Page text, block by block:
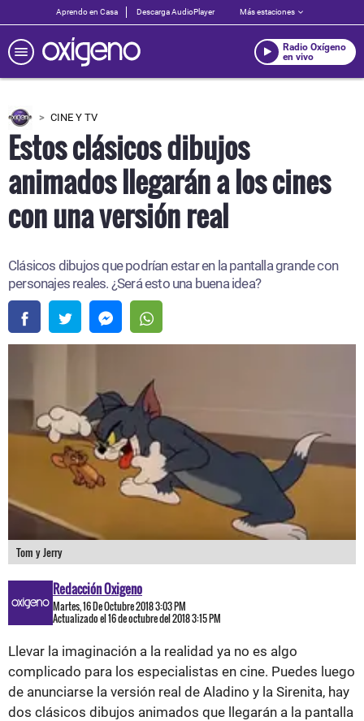
Aprendo en Casa Descarga AudioPlayer Más estaciones
Radio Oxígeno
en vivo
CINE Y TV
Estos clásicos dibujos
animados llegarán a los cines
con una versión real
Clásicos dibujos que podrían estar en la pantalla grande con
personajes reales. ¿Será esto una buena idea?
Tom y Jerry
Redacción Oxigeno
Martes, 16 De Octubre 2018 3:03 PM
Actualizado el 16 de octubre del 2018 3:15 PM
Llevar la imaginación a la realidad ya no es algo
complicado para los especialistas en cine. Puedes luego
de anunciarse la versión real de Aladino y la Sirenita, hay
dos clásicos dibujos animados que llegarán a la pantalla